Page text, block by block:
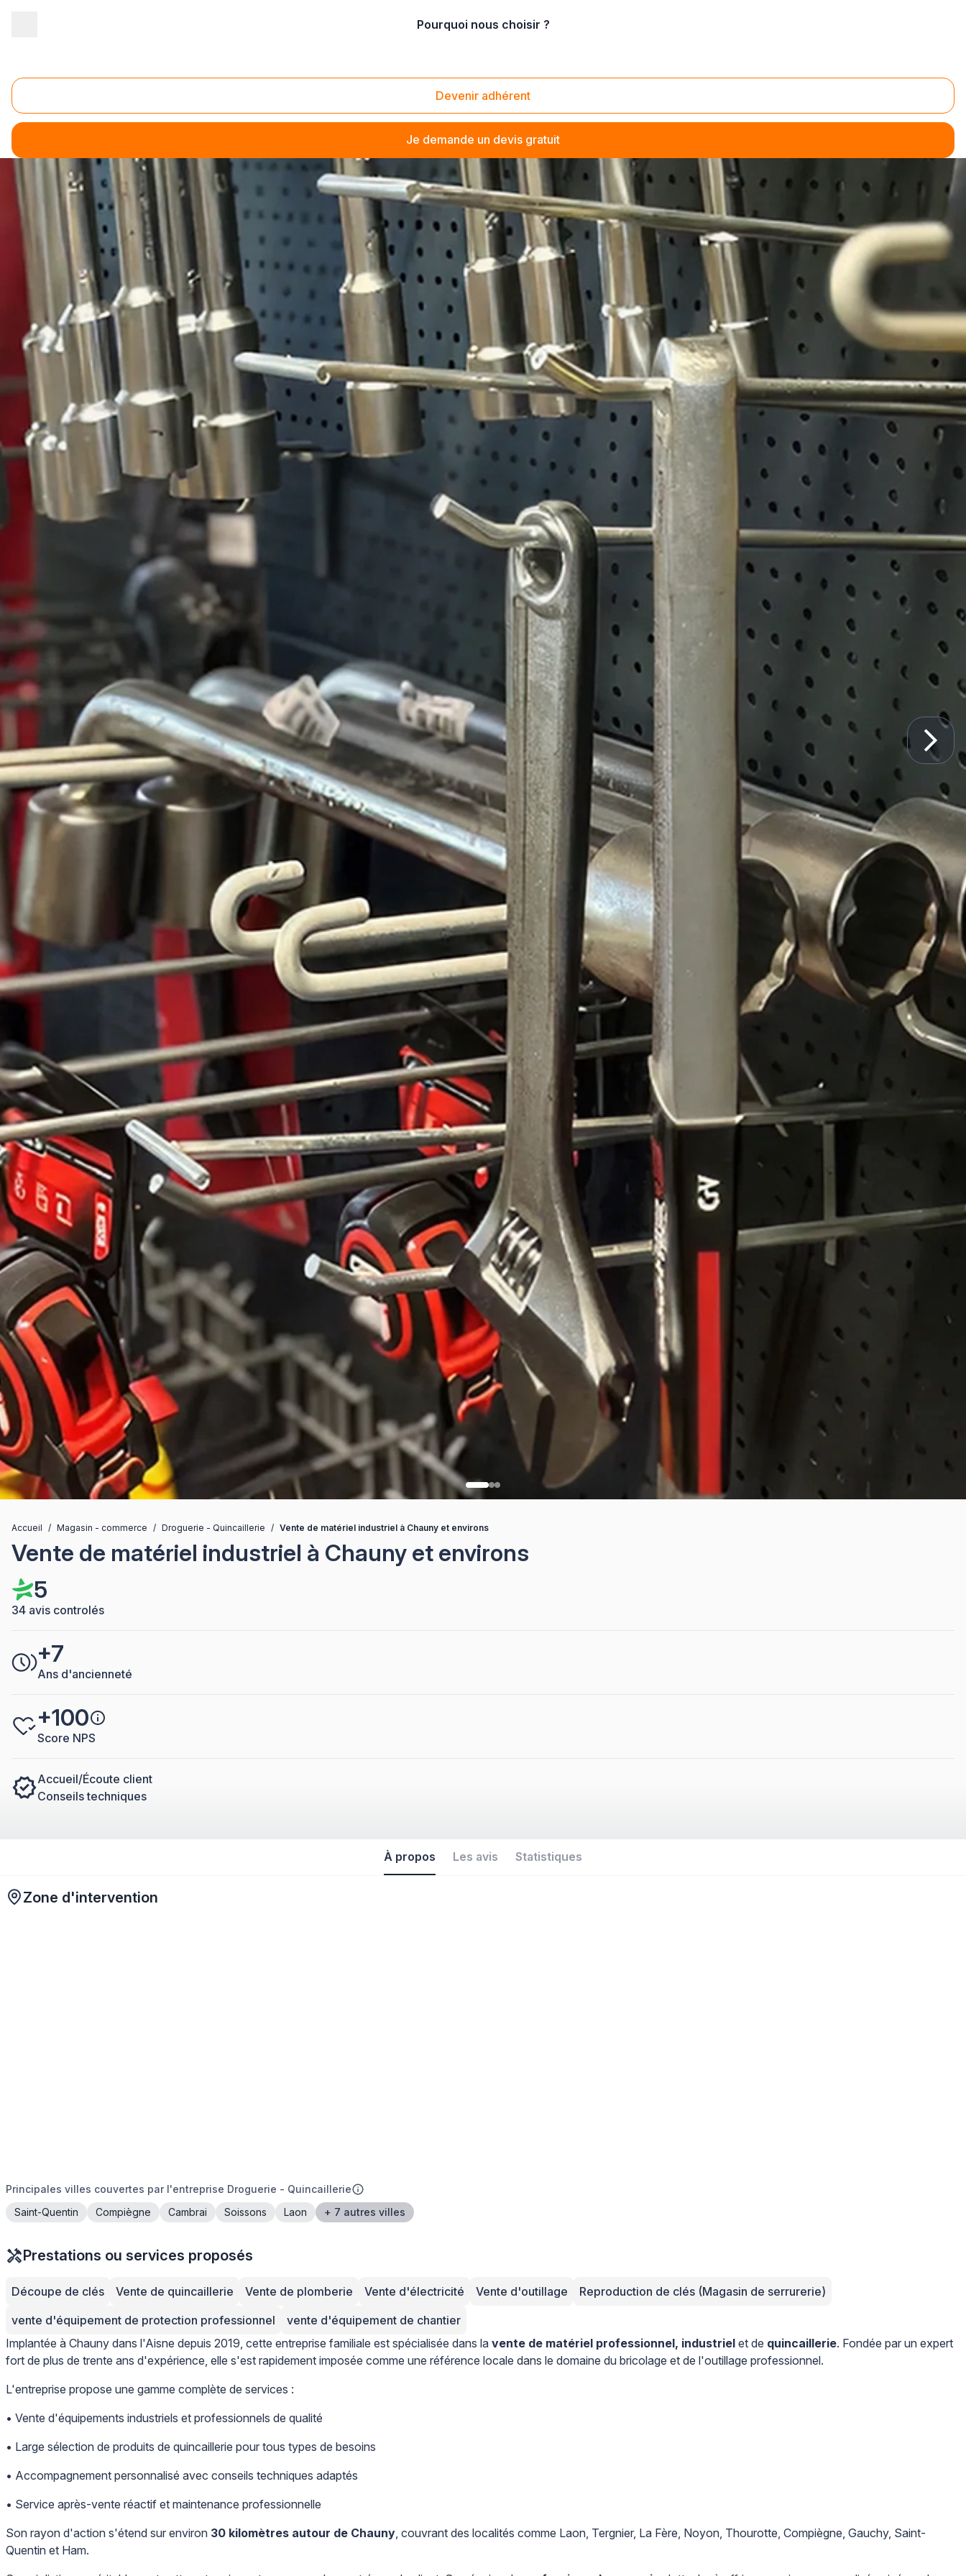
Pourquoi nous choisir ?
Devenir adhérent
Je demande un devis gratuit
Accueil / Magasin - commerce / Droguerie - Quincaillerie / Vente de matériel industriel à Chauny et environs
Vente de matériel industriel à Chauny et environs
5
34 avis controlés
+7
Ans d'ancienneté
+100
Score NPS
Accueil/Écoute client
Conseils techniques
À propos Les avis Statistiques
Zone d'intervention
Principales villes couvertes par l'entreprise Droguerie - Quincaillerie
Saint-Quentin
Compiègne Cambrai Soissons Laon + 7 autres villes
Prestations ou services proposés
Découpe de clés Vente de quincaillerie Vente de plomberie Vente d'électricité Vente d'outillage
Reproduction de clés (Magasin de serrurerie)
vente d'équipement de protection professionnel
vente d'équipement de chantier
Implantée à Chauny dans l'Aisne depuis 2019, cette entreprise familiale est spécialisée dans la vente de matériel professionnel, industriel et de quincaillerie. Fondée par un expert
fort de plus de trente ans d'expérience, elle s'est rapidement imposée comme une référence locale dans le domaine du bricolage et de l'outillage professionnel.
L'entreprise propose une gamme complète de services :
• Vente d'équipements industriels et professionnels de qualité
• Large sélection de produits de quincaillerie pour tous types de besoins
• Accompagnement personnalisé avec conseils techniques adaptés
• Service après-vente réactif et maintenance professionnelle
Son rayon d'action s'étend sur environ 30 kilomètres autour de Chauny , couvrant des localités comme Laon, Tergnier, La Fère, Noyon, Thourotte, Compiègne, Gauchy, Saint-
Quentin et Ham.